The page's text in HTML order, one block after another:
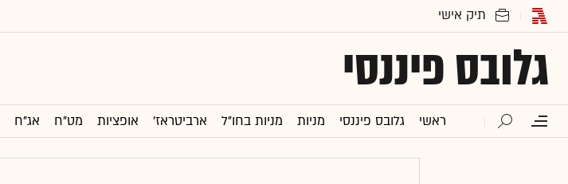
גלובס פיננסי
ראשי גלובס פיננסי מניות מניות בחו"ל ארביטראז' אופציות מט"ח אג"ח